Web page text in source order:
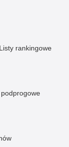
Listy rankingowe